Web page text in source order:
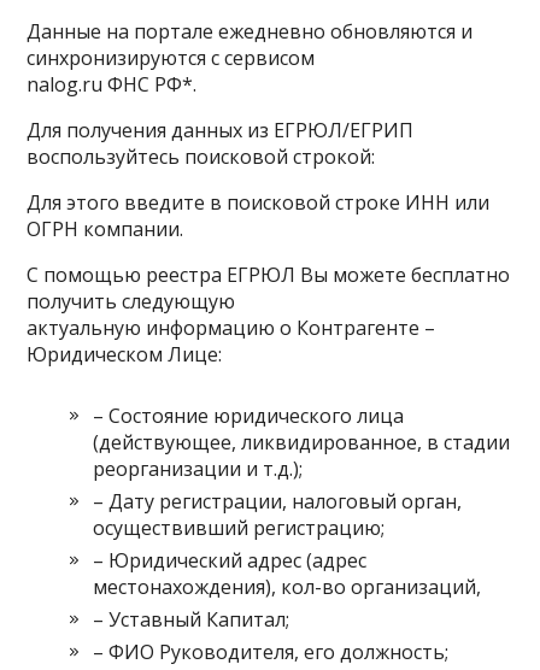
Данные на портале ежедневно обновляются и
синхронизируются с сервисом
nalog.ru ФНС РФ*.
Для получения данных из ЕГРЮЛ/ЕГРИП
воспользуйтесь поисковой строкой:
Для этого введите в поисковой строке ИНН или
ОГРН компании.
С помощью реестра ЕГРЮЛ Вы можете бесплатно
получить следующую
актуальную информацию о Контрагенте –
Юридическом Лице:
– Состояние юридического лица
(действующее, ликвидированное, в стадии
реорганизации и т.д.);
– Дату регистрации, налоговый орган,
осуществивший регистрацию;
– Юридический адрес (адрес
местонахождения), кол-во организаций,
– Уставный Капитал;
– ФИО Руководителя, его должность;